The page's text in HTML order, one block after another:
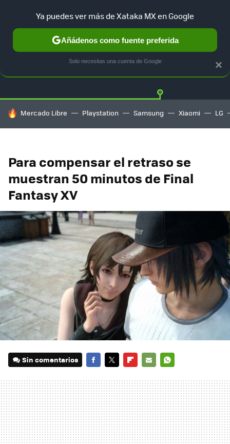
Twitter
HOY SE HABLA DE
Mercado Libre Playstation Samsung Xiaomi LG
Para compensar el retraso se
muestran 50 minutos de Final
Fantasy XV
Sin comentarios
MAIL
×
Ya puedes ver más de Xataka MX en Google
Añádenos como fuente preferida
Solo necesitas una cuenta de Google